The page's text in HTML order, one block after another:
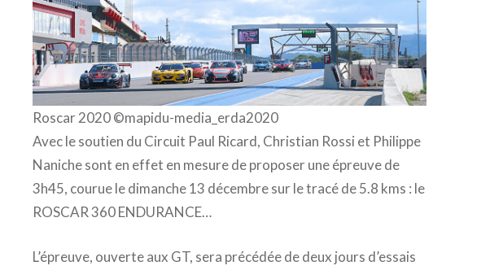
Roscar 2020 ©mapidu-media_erda2020
Avec le soutien du Circuit Paul Ricard, Christian Rossi et Philippe
Naniche sont en effet en mesure de proposer une épreuve de
3h45, courue le dimanche 13 décembre sur le tracé de 5.8 kms : le
ROSCAR 360 ENDURANCE…
L’épreuve, ouverte aux GT, sera précédée de deux jours d’essais